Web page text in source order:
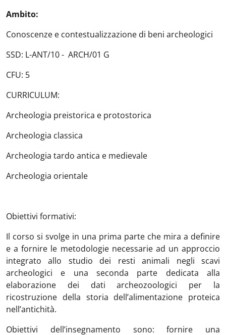
Ambito:
Conoscenze e contestualizzazione di beni archeologici
SSD: L-ANT/10 - ARCH/01 G
CFU: 5
CURRICULUM:
Archeologia preistorica e protostorica
Archeologia classica
Archeologia tardo antica e medievale
Archeologia orientale
Obiettivi formativi:
Il corso si svolge in una prima parte che mira a definire
e a fornire le metodologie necessarie ad un approccio
integrato allo studio dei resti animali negli scavi
archeologici e una seconda parte dedicata alla
elaborazione dei dati archeozoologici
per la
ricostruzione della storia dell’alimentazione proteica
nell’antichità.
Obiettivi dell’insegnamento sono: fornire una